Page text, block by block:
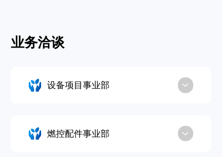
业务洽谈
设备项目事业部
燃控配件事业部